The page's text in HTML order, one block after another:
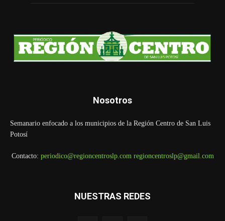
Nosotros
Semanario enfocado a los municipios de la Región Centro de San Luis
Potosí
Contacto: periodico@regioncentroslp.com regioncentroslp@gmail.com
NUESTRAS REDES